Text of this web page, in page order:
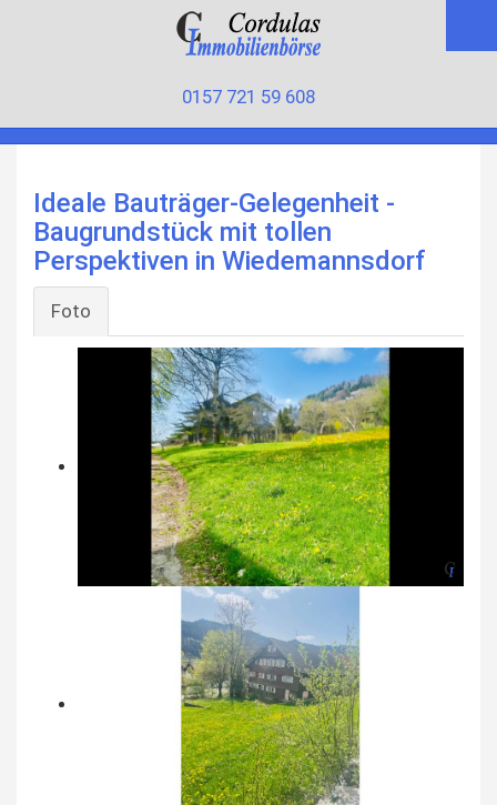
0157 721 59 608
Ideale Bauträger-Gelegenheit -
Baugrundstück mit tollen
Perspektiven in Wiedemannsdorf
Foto